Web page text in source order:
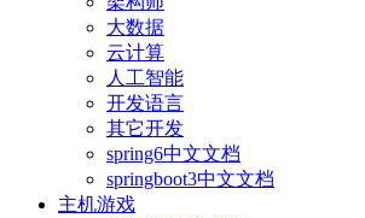
大数据
云计算
人工智能
开发语言
其它开发
spring6中文文档
springboot3中文文档
主机游戏